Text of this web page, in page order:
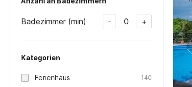
Badezimmer (min) - 0 +
Kategorien
Ferienhaus 140